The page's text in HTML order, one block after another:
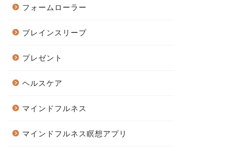
フォームローラー
ブレインスリープ
プレゼント
ヘルスケア
マインドフルネス
マインドフルネス瞑想アプリ